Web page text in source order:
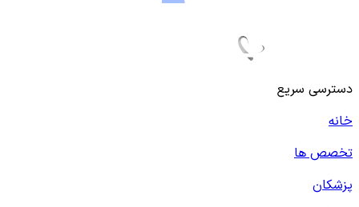
دسترسی سریع
خانه
تخصص ها
پزشکان